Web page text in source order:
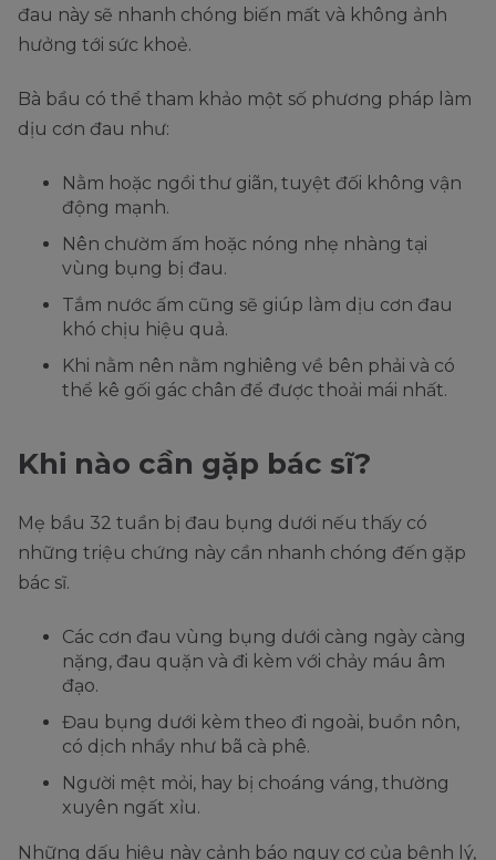
đau này sẽ nhanh chóng biến mất và không ảnh
hưởng tới sức khoẻ.
Bà bầu có thể tham khảo một số phương pháp làm
dịu cơn đau như:
Nằm hoặc ngồi thư giãn, tuyệt đối không vận
động mạnh.
Nên chườm ấm hoặc nóng nhẹ nhàng tại
vùng bụng bị đau.
Tắm nước ấm cũng sẽ giúp làm dịu cơn đau
khó chịu hiệu quả.
Khi nằm nên nằm nghiêng về bên phải và có
thể kê gối gác chân để được thoải mái nhất.
Khi nào cần gặp bác sĩ?
Mẹ bầu 32 tuần bị đau bụng dưới nếu thấy có
những triệu chứng này cần nhanh chóng đến gặp
bác sĩ.
Các cơn đau vùng bụng dưới càng ngày càng
nặng, đau quặn và đi kèm với chảy máu âm
đạo.
Đau bụng dưới kèm theo đi ngoài, buồn nôn,
có dịch nhầy như bã cà phê.
Người mệt mỏi, hay bị choáng váng, thường
xuyên ngất xỉu.
Những dấu hiệu này cảnh báo nguy cơ của bệnh lý,